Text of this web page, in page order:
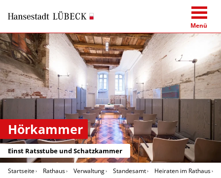
Menü
Hörkammer
Einst Ratsstube und Schatzkammer
Startseite Rathaus Verwaltung Standesamt Heiraten im Rathaus